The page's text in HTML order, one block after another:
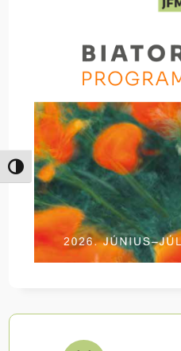
Nagy kontraszt váltása